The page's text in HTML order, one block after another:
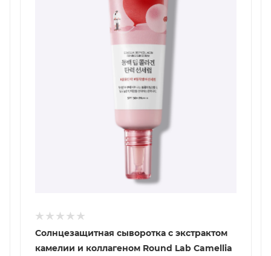
Солнцезащитная сыворотка с экстрактом
камелии и коллагеном Round Lab Camellia